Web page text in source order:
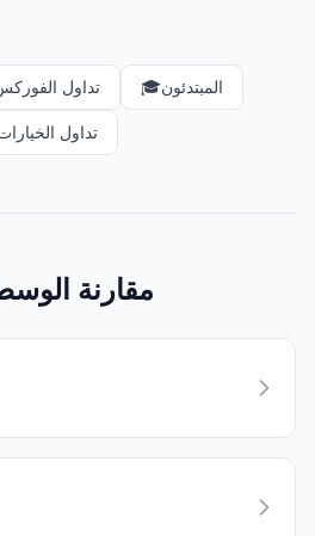
تداول 🎓المبتدئون
تداول
مقارنة